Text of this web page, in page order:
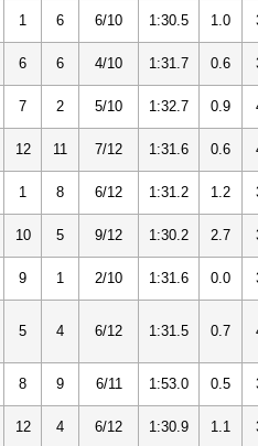
1 6 6/10 1:30.5 1.0
6 6 4/10 1:31.7 0.6
7 2 5/10 1:32.7 0.9
12 11 7/12 1:31.6 0.6
1 8 6/12 1:31.2 1.2
10 5 9/12 1:30.2 2.7
9 1 2/10 1:31.6 0.0
5 4 6/12 1:31.5 0.7
8 9 6/11 1:53.0 0.5
12 4 6/12 1:30.9 1.1